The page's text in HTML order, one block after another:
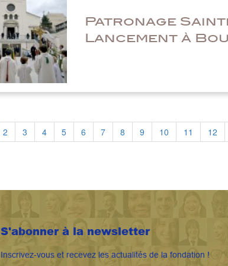
Patronage
Lancement à
2 3 4 5 6 7 8 9 10 11 12
S'abonner à la newsletter
Inscrivez-vous et recevez les actualités de la fondation !